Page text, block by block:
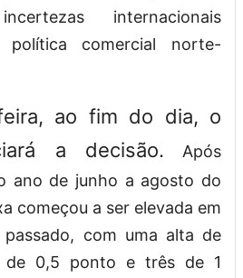
internacionais
política comercial norte-
ao fim do dia, o
a decisão. Após
ano de junho a agosto do
começou a ser elevada em
com uma alta de
de 0,5 ponto e três de 1